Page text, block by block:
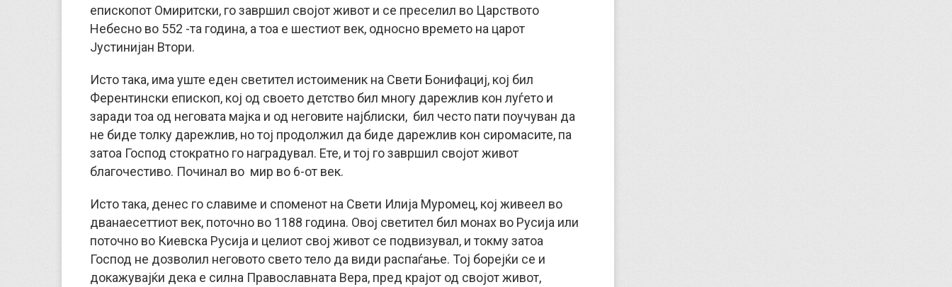
епископот Омиритски, го завршил својот живот и се преселил во Царството
Небесно во 552 -та година, а тоа е шестиот век, односно времето на царот
Јустинијан Втори.
Исто така, има уште еден светител истоименик на Свети Бонифациј, кој бил
Ферентински епископ, кој од своето детство бил многу дарежлив кон луѓето и
заради тоа од неговата мајка и од неговите најблиски, бил често пати поучуван да
не биде толку дарежлив, но тој продолжил да биде дарежлив кон сиромасите, па
затоа Господ стократно го наградувал. Ете, и тој го завршил својот живот
благочестиво. Починал во мир во 6-от век.
Исто така, денес го славиме и споменот на Свети Илија Муромец, кој живеел во
дванаесеттиот век, поточно во 1188 година. Овој светител бил монах во Русија или
поточно во Киевска Русија и целиот свој живот се подвизувал, и токму затоа
Господ не дозволил неговото свето тело да види распаѓање. Тој борејќи се и
докажувајќи дека е силна Православната Вера, пред крајот од својот живот,